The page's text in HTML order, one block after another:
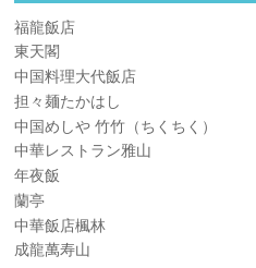
福龍飯店
東天閣
中国料理大代飯店
担々麺たかはし
中国めしや 竹竹（ちくちく）
中華レストラン雅山
年夜飯
蘭亭
中華飯店楓林
成龍萬寿山